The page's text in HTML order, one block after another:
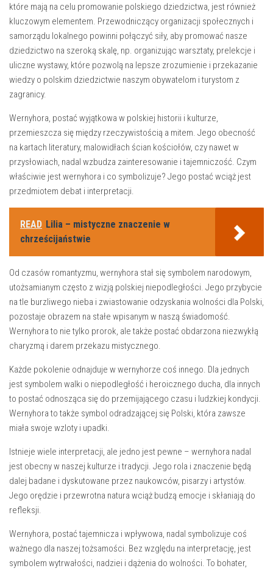
⁢które mają na⁢ celu ⁤promowanie polskiego dziedzictwa, jest również⁢
kluczowym elementem. ⁣Przewodniczący organizacji społecznych ⁤i
samorządu lokalnego ‍powinni połączyć ‌siły, ‍aby promować nasze
dziedzictwo na szeroką‍ skalę, ‌np.⁤ organizując warsztaty, prelekcje ‌i
⁣uliczne wystawy, które pozwolą na lepsze⁣ zrozumienie i przekazanie‍
wiedzy o ⁤polskim ​dziedzictwie naszym obywatelom‌ i turystom ⁢z
zagranicy.
Wernyhora, postać wyjątkowa⁣ w polskiej historii i kulturze,
przemieszcza się między ‌rzeczywistością a mitem. ‌Jego‌ obecność⁤
na‍ kartach literatury, malowidłach ścian kościołów, czy ‌nawet w
przysłowiach, nadal wzbudza ​zainteresowanie ⁢i tajemniczość. ⁤Czym
właściwie ‍jest wernyhora i⁢ co⁤ symbolizuje? Jego postać wciąż jest
przedmiotem⁣ debat i ​interpretacji.
READ Lilia – mistyczne znaczenie w
chrześcijaństwie
Od czasów romantyzmu, wernyhora stał się ‌symbolem⁢ narodowym,
utożsamianym często z wizją‌ polskiej niepodległości. Jego przybycie
na tle burzliwego nieba i zwiastowanie odzyskania wolności dla Polski,​
pozostaje obrazem​ na ⁢stałe wpisanym w ⁤naszą świadomość.
Wernyhora to nie‌ tylko prorok, ale także⁣ postać obdarzona⁤ niezwykłą‌
charyzmą i darem przekazu ⁢mistycznego.
Każde pokolenie odnajduje w wernyhorze coś innego. Dla jednych
jest symbolem walki ⁢o niepodległość ‌i‍ heroicznego‌ ducha, dla innych
to postać odnosząca się do przemijającego czasu ⁢i ludzkiej ‍kondycji.⁢
Wernyhora to także symbol odradzającej się Polski, która zawsze⁣
miała swoje wzloty i ‌upadki.
Istnieje ‌wiele interpretacji, ale jedno jest pewne – ​wernyhora‌ nadal
jest⁣ obecny w​ naszej kulturze i tradycji. Jego rola i znaczenie będą⁢
dalej ⁣badane i dyskutowane⁤ przez naukowców, pisarzy i artystów.
⁤Jego ‌orędzie i ​przewrotna natura wciąż budzą⁤ emocje i skłaniają do
refleksji.
Wernyhora, ⁢postać‌ tajemnicza ‌i wpływowa,⁤ nadal symbolizuje coś
ważnego dla naszej tożsamości. Bez względu na interpretację, jest
symbolem wytrwałości, nadziei i dążenia do wolności. To bohater,